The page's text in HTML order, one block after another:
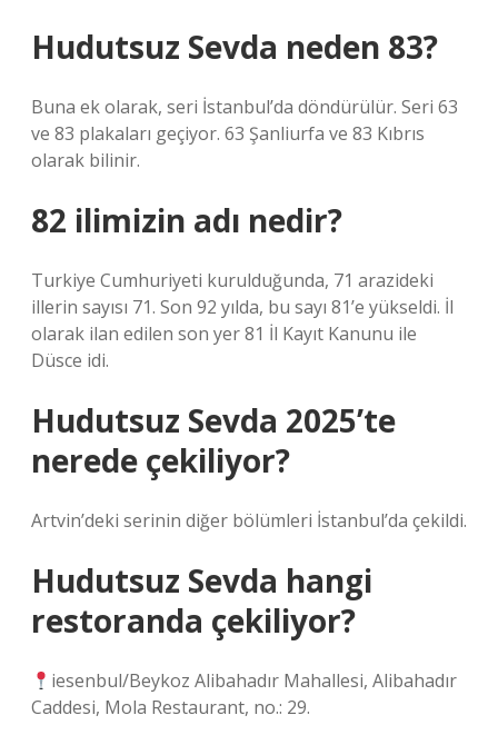
Hudutsuz Sevda neden 83?
Buna ek olarak, seri İstanbul’da döndürülür. Seri 63
ve 83 plakaları geçiyor. 63 Şanliurfa ve 83 Kıbrıs
olarak bilinir.
82 ilimizin adı nedir?
Turkiye Cumhuriyeti kurulduğunda, 71 arazideki
illerin sayısı 71. Son 92 yılda, bu sayı 81’e yükseldi. İl
olarak ilan edilen son yer 81 İl Kayıt Kanunu ile
Düsce idi.
Hudutsuz Sevda 2025’te
nerede çekiliyor?
Artvin’deki serinin diğer bölümleri İstanbul’da çekildi.
Hudutsuz Sevda hangi
restoranda çekiliyor?
iesenbul/Beykoz Alibahadır Mahallesi, Alibahadır
Caddesi, Mola Restaurant, no.: 29.